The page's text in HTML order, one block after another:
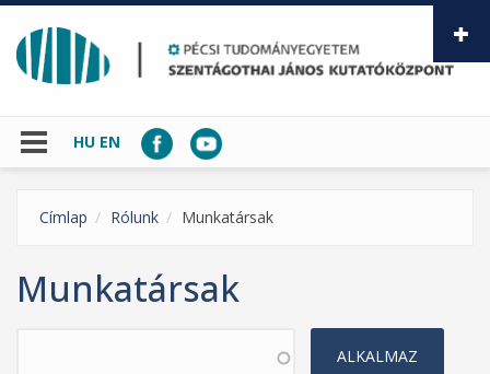
Ugrás a tartalomra
HU EN
Címlap Rólunk Munkatársak
Munkatársak